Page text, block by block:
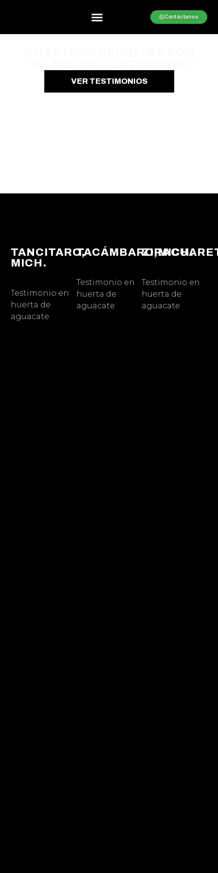
Contáctanos
VER TESTIMONIOS
TANCITARO,
MICH.
Testimonio en
huerta de
aguacate
TACÁMBARO,MICH.
Testimonio en
huerta de
aguacate
Testimonio en
huerta de
aguacate